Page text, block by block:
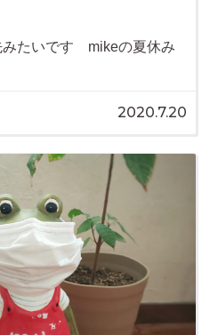
みたいです mikeの夏休み
2020.7.20